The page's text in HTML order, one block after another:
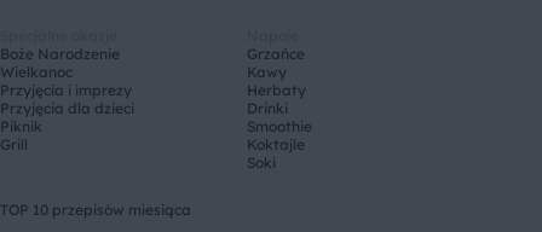
Boże Narodzenie
Wielkanoc
Przyjęcia i imprezy
Przyjęcia dla dzieci
Piknik
Grill
Grzańce
Kawy
Herbaty
Drinki
Smoothie
Koktajle
Soki
TOP 10 przepisów miesiąca